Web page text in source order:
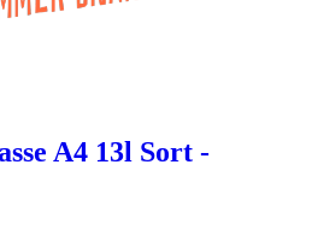
A4 13l Sort -